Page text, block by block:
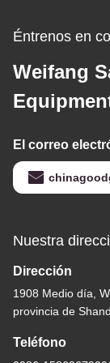
Éntrenos en
Weifang
El correo
Nuestra
Dirección
1908 Medio día,
provincia de
Teléfono